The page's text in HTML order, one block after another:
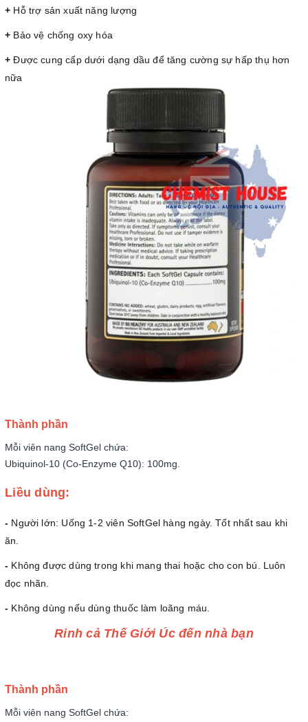
+ Hỗ trợ sản xuất năng lượng
+ Bảo vệ chống oxy hóa
+ Được cung cấp dưới dạng dầu để tăng cường sự hấp thụ hơn
nữa
Thành phần
Mỗi viên nang SoftGel chứa:
Ubiquinol-10 (Co-Enzyme Q10): 100mg.
Liều dùng:
- Người lớn: Uống 1-2 viên SoftGel hàng ngày. Tốt nhất sau khi
ăn.
- Không được dùng trong khi mang thai hoặc cho con bú. Luôn
đọc nhãn.
- Không dùng nếu dùng thuốc làm loãng máu.
Rinh cả Thế Giới Úc đến nhà bạn
Thành phần
Mỗi viên nang SoftGel chứa: